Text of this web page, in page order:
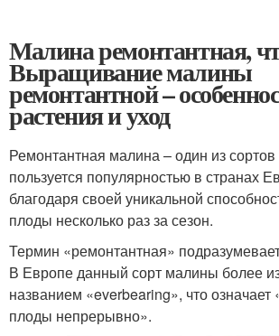
Малина ремонтантная,
Выращивание малины
ремонтантной –
растения и уход
Ремонтантная малина – один из
пользуется популярностью в странах
благодаря своей уникальной
плоды несколько раз за сезон.
Термин «ремонтантная»
В Европе данный сорт малины более
названием «everbearing», что
плоды непрерывно».